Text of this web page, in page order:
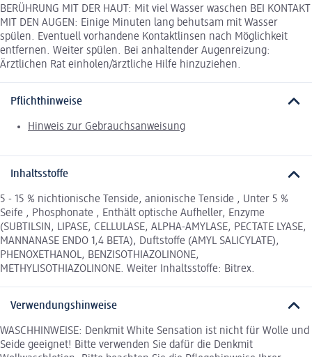
BERÜHRUNG MIT DER HAUT: Mit viel Wasser waschen BEI KONTAKT
MIT DEN AUGEN: Einige Minuten lang behutsam mit Wasser
spülen. Eventuell vorhandene Kontaktlinsen nach Möglichkeit
entfernen. Weiter spülen. Bei anhaltender Augenreizung:
Ärztlichen Rat einholen/ärztliche Hilfe hinzuziehen.
Pflichthinweise
Hinweis zur Gebrauchsanweisung
Inhaltsstoffe
5 - 15 % nichtionische Tenside, anionische Tenside , Unter 5 %
Seife , Phosphonate , Enthält optische Aufheller, Enzyme
(SUBTILSIN, LIPASE, CELLULASE, ALPHA-AMYLASE, PECTATE LYASE,
MANNANASE ENDO 1,4 BETA), Duftstoffe (AMYL SALICYLATE),
PHENOXETHANOL, BENZISOTHIAZOLINONE,
METHYLISOTHIAZOLINONE. Weiter Inhaltsstoffe: Bitrex.
Verwendungshinweise
WASCHHINWEISE: Denkmit White Sensation ist nicht für Wolle und
Seide geeignet! Bitte verwenden Sie dafür die Denkmit